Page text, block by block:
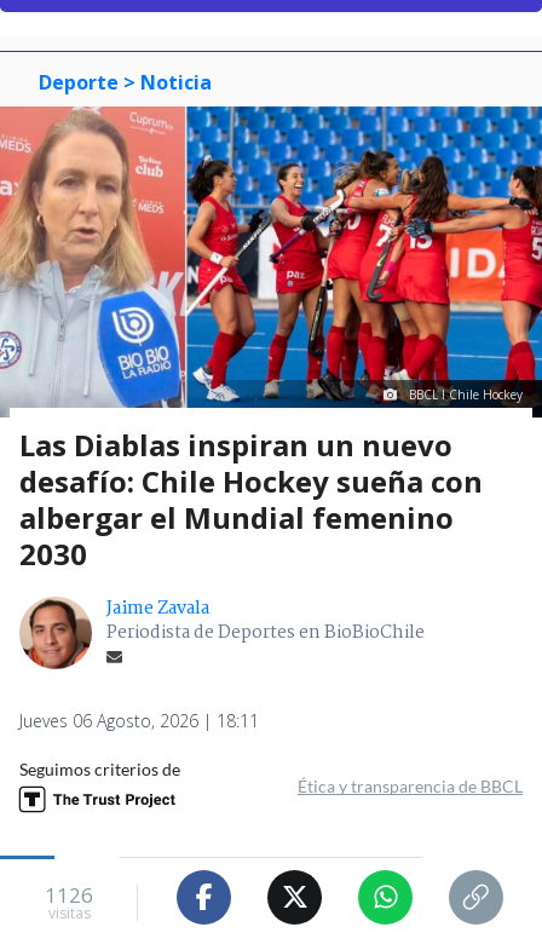
Deporte > Noticia
BBCL I Chile Hockey
Las Diablas inspiran un nuevo
desafío: Chile Hockey sueña con
albergar el Mundial femenino
2030
Jaime Zavala
Periodista de Deportes en BioBioChile
Jueves 06 Agosto, 2026 | 18:11
Seguimos criterios de
Ética y transparencia de BBCL
1126
visitas